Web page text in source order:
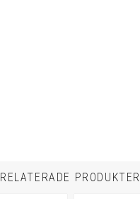
RELATERADE PRODUKTER